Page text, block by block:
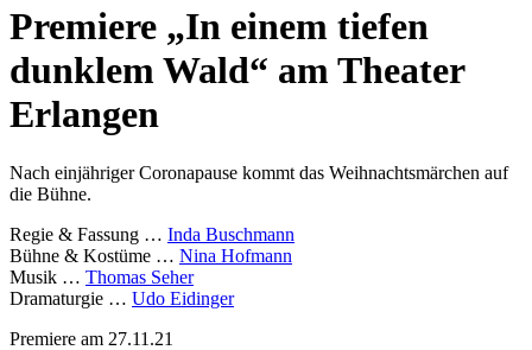
Premiere „In einem tiefen
dunklem Wald“ am Theater
Erlangen
Nach einjähriger Coronapause kommt das Weihnachtsmärchen auf
die Bühne.
Regie & Fassung … Inda Buschmann
Bühne & Kostüme … Nina Hofmann
Musik … Thomas Seher
Dramaturgie … Udo Eidinger
Premiere am 27.11.21